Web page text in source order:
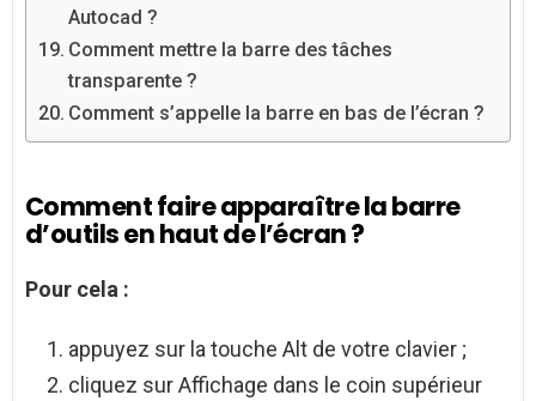
Autocad ?
Comment mettre la barre des tâches
transparente ?
Comment s’appelle la barre en bas de l’écran ?
Comment faire apparaître la barre
d’outils en haut de l’écran ?
Pour cela :
appuyez sur la touche Alt de votre clavier ;
cliquez sur Affichage dans le coin supérieur